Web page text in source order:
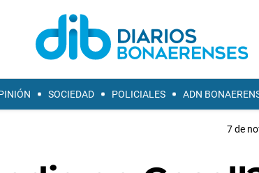
SOCIEDAD POLICIALES ADN
7 de